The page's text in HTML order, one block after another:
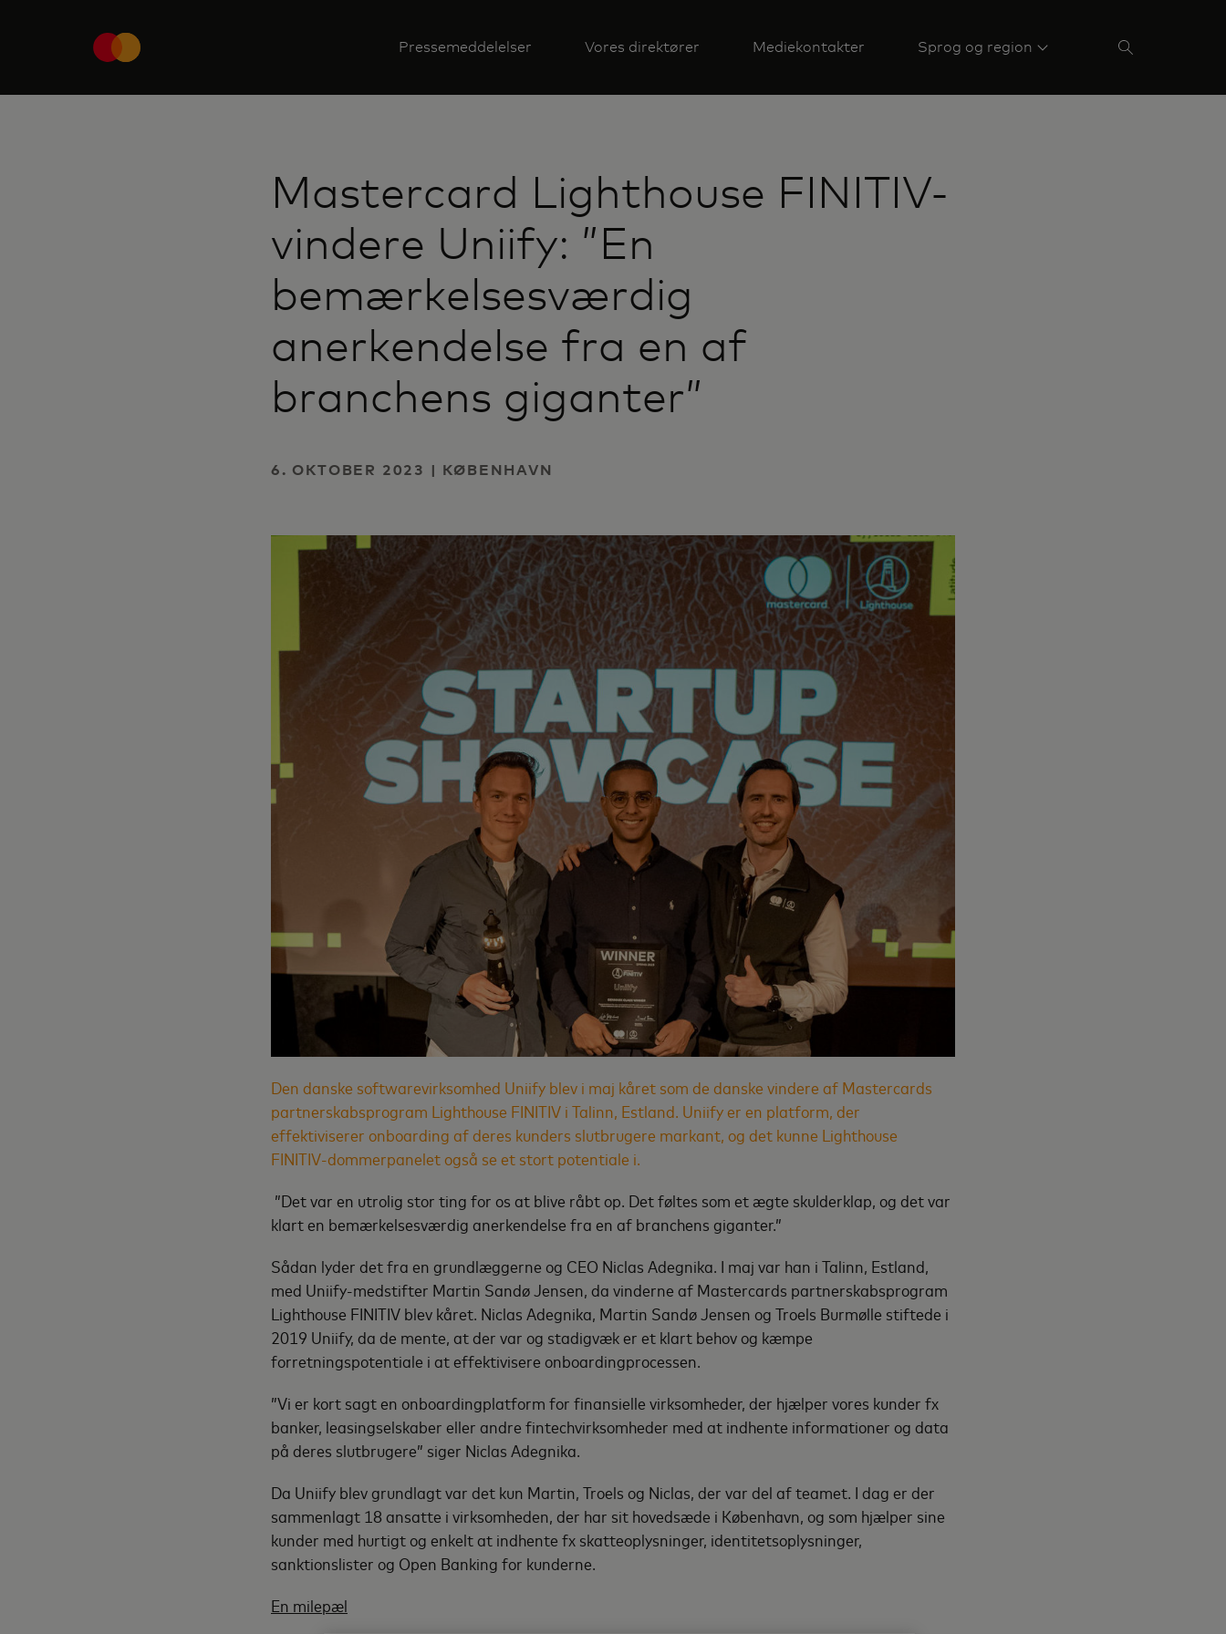
Pressemeddelelser Vores direktører Mediekontakter Sprog og region
Mastercard Lighthouse FINITIV-
vindere Uniify: ”En
bemærkelsesværdig
anerkendelse fra en af
branchens giganter”
6. OKTOBER 2023 | KØBENHAVN
Den danske softwarevirksomhed Uniify blev i maj kåret som de danske vindere af Mastercards
partnerskabsprogram Lighthouse FINITIV i Talinn, Estland. Uniify er en platform, der
effektiviserer onboarding af deres kunders slutbrugere markant, og det kunne Lighthouse
FINITIV-dommerpanelet også se et stort potentiale i.
”Det var en utrolig stor ting for os at blive råbt op. Det føltes som et ægte skulderklap, og det var
klart en bemærkelsesværdig anerkendelse fra en af branchens giganter.”
Sådan lyder det fra en grundlæggerne og CEO Niclas Adegnika. I maj var han i Talinn, Estland,
med Uniify-medstifter Martin Sandø Jensen, da vinderne af Mastercards partnerskabsprogram
Lighthouse FINITIV blev kåret. Niclas Adegnika, Martin Sandø Jensen og Troels Burmølle stiftede i
2019 Uniify, da de mente, at der var og stadigvæk er et klart behov og kæmpe
forretningspotentiale i at effektivisere onboardingprocessen.
”Vi er kort sagt en onboardingplatform for finansielle virksomheder, der hjælper vores kunder fx
banker, leasingselskaber eller andre fintechvirksomheder med at indhente informationer og data
på deres slutbrugere” siger Niclas Adegnika.
Da Uniify blev grundlagt var det kun Martin, Troels og Niclas, der var del af teamet. I dag er der
sammenlagt 18 ansatte i virksomheden, der har sit hovedsæde i København, og som hjælper sine
kunder med hurtigt og enkelt at indhente fx skatteoplysninger, identitetsoplysninger,
sanktionslister og Open Banking for kunderne.
En milepæl